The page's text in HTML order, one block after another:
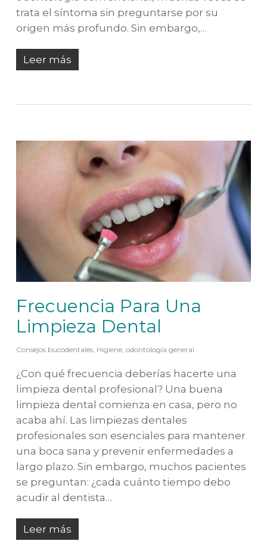
trata el síntoma sin preguntarse por su
origen más profundo. Sin embargo,…
Leer más
Frecuencia Para Una
Limpieza Dental
Consejos bucodentales, Higiene, odontología general
¿Con qué frecuencia deberías hacerte una
limpieza dental profesional? Una buena
limpieza dental comienza en casa, pero no
acaba ahí. Las limpiezas dentales
profesionales son esenciales para mantener
una boca sana y prevenir enfermedades a
largo plazo. Sin embargo, muchos pacientes
se preguntan: ¿cada cuánto tiempo debo
acudir al dentista…
Leer más